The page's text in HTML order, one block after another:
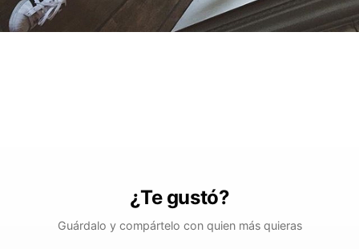
¿Te gustó?
Guárdalo y compártelo con quien más quieras